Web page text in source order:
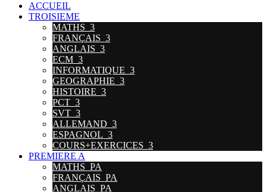
ACCUEIL
TROISIEME
MATHS_3
FRANÇAIS_3
ANGLAIS_3
ECM_3
INFORMATIQUE_3
GEOGRAPHIE_3
HISTOIRE_3
PCT_3
SVT_3
ALLEMAND_3
ESPAGNOL_3
COURS+EXERCICES_3
PREMIERE A
MATHS_PA
FRANÇAIS_PA
ANGLAIS_PA